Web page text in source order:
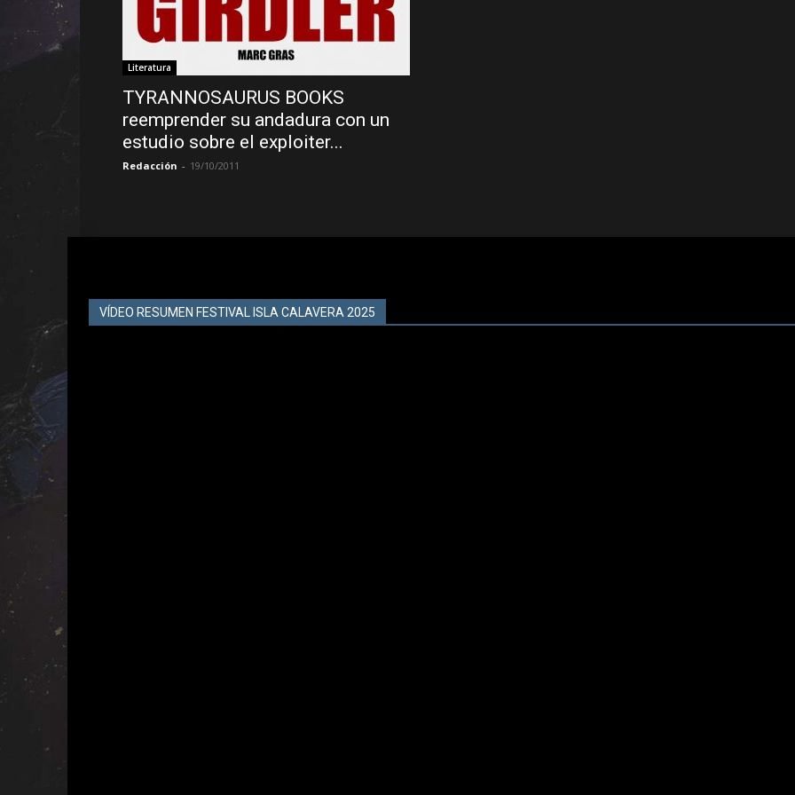
Literatura
TYRANNOSAURUS BOOKS
reemprender su andadura con un
estudio sobre el exploiter...
Redacción - 19/10/2011
VÍDEO RESUMEN FESTIVAL ISLA CALAVERA 2025